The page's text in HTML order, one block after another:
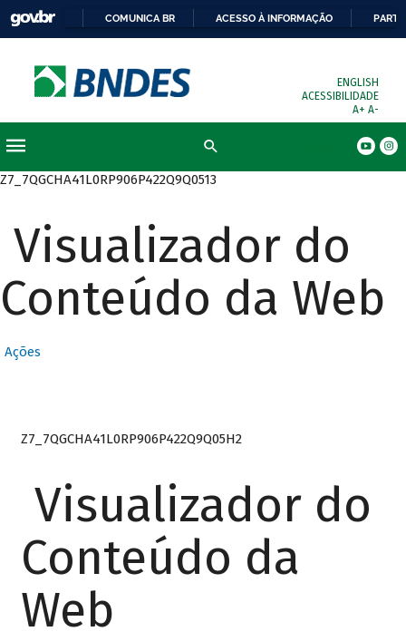
COMUNICA BR ACESSO À INFORMAÇÃO
ENGLISH
ACESSIBILIDADE
A+ A-
Z7_7QGCHA41L0RP906P422Q9Q0513
Visualizador do
Conteúdo da Web
Ações
Z7_7QGCHA41L0RP906P422Q9Q05H2
Visualizador do
Conteúdo da
Web